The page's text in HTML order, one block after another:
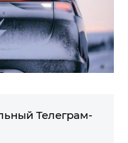
Телеграм-